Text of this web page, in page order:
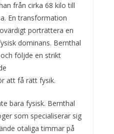
från cirka 68 kilo till
En transformation
porträttera en
dominans. Bernthal
följde en strikt
att få rätt fysik.
bara fysisk. Bernthal
som specialiserar sig
otaliga timmar på